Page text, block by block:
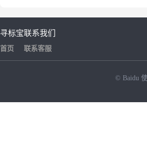
寻标宝
首页
联系我们
联系客服
© Baidu